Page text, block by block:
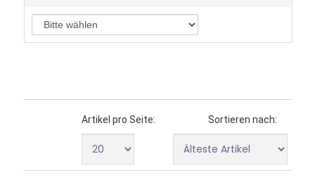
Sortieren nach:
Artikel pro Seite: